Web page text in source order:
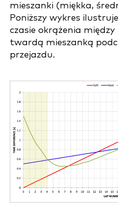
mieszanki (miękka,
Poniższy wykres
czasie okrążenia
twardą mieszanką
przejazdu.